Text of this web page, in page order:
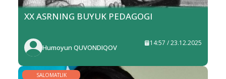
XX ASRNING BUYUK PEDAGOGI
Humoyun QUVONDIQOV
14:57 / 23.12.2025
SALOMATLIK